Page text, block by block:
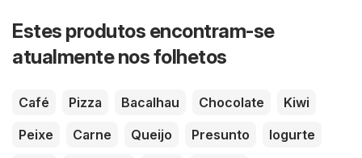
Estes produtos encontram-se
atualmente nos folhetos
Café Pizza Bacalhau Chocolate
Kiwi
Peixe
Carne Queijo Presunto
Iogurte